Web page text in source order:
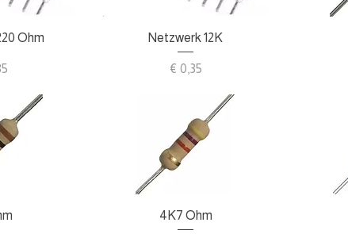
Ohm Schnellansicht
Netzwerk 12K
Preis
€ 0,35
Schnellansicht
4K7 Ohm